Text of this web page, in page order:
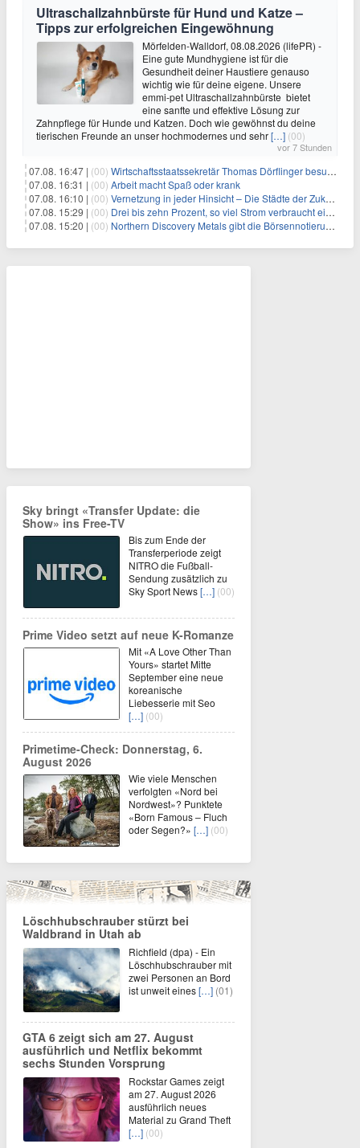
Ultraschallzahnbürste für Hund und Katze –
Tipps zur erfolgreichen Eingewöhnung
Mörfelden-Walldorf, 08.08.2026 (lifePR) -
Eine gute Mundhygiene ist für die
Gesundheit deiner Haustiere genauso
wichtig wie für deine eigene. Unsere
emmi-pet Ultraschallzahnbürste bietet
eine sanfte und effektive Lösung zur
Zahnpflege für Hunde und Katzen. Doch wie gewöhnst du deine
tierischen Freunde an unser hochmodernes und sehr[…] (00)
vor 7 Stunden
07.08. 16:47 | (00) Wirtschaftsstaatssekretär Thomas Dörflinger besucht Handwerksbetrieb im Kammerbezirk Freiburg
07.08. 16:31 | (00) Arbeit macht Spaß oder krank
07.08. 16:10 | (00) Vernetzung in jeder Hinsicht – Die Städte der Zukunft sind grün-blau
07.08. 15:29 | (00) Drei bis zehn Prozent, so viel Strom verbraucht ein Aufzug im Gebäude
07.08. 15:20 | (00) Northern Discovery Metals gibt die Börsennotierung an der Frankfurter Wertpapierbörse bekannt
Sky bringt «Transfer Update: die
Show» ins Free-TV
Bis zum Ende der
Transferperiode zeigt
NITRO die Fußball-
Sendung zusätzlich zu
Sky Sport News[…] (00)
Prime Video setzt auf neue K-Romanze
Mit «A Love Other Than
Yours» startet Mitte
September eine neue
koreanische
Liebesserie mit Seo
[…] (00)
Primetime-Check: Donnerstag, 6.
August 2026
Wie viele Menschen
verfolgten «Nord bei
Nordwest»? Punktete
«Born Famous – Fluch
oder Segen?» […] (00)
Löschhubschrauber stürzt bei
Waldbrand in Utah ab
Richfield (dpa) - Ein
Löschhubschrauber mit
zwei Personen an Bord
ist unweit eines[…] (01)
GTA 6 zeigt sich am 27. August
ausführlich und Netflix bekommt
sechs Stunden Vorsprung
Rockstar Games zeigt
am 27. August 2026
ausführlich neues
Material zu Grand Theft
[…] (00)